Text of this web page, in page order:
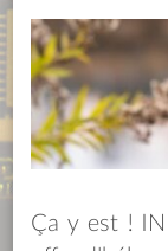
Ça y est !